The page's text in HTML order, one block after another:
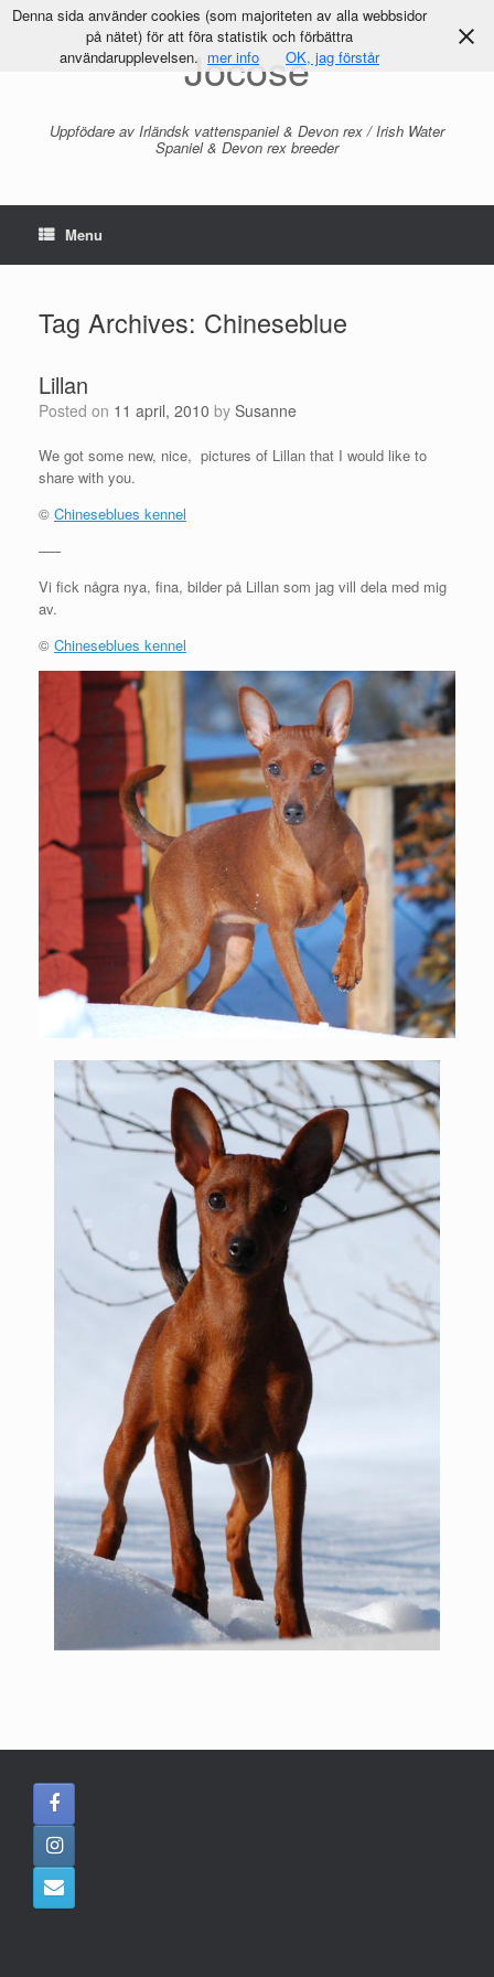
Jocose
Uppfödare av Irländsk vattenspaniel & Devon rex / Irish Water
Spaniel & Devon rex breeder
Menu
Tag Archives: Chineseblue
Lillan
Posted on 11 april, 2010 by Susanne
We got some new, nice, pictures of Lillan that I would like to
share with you.
© Chineseblues kennel
—–
Vi fick några nya, fina, bilder på Lillan som jag vill dela med mig
av.
© Chineseblues kennel
Denna sida använder cookies (som majoriteten av alla webbsidor
på nätet) för att föra statistik och förbättra
användarupplevelsen. mer info OK, jag förstår